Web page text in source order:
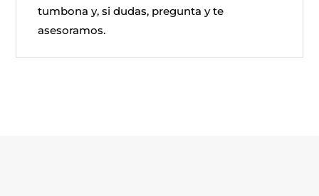
tumbona y, si dudas, pregunta y te
asesoramos.